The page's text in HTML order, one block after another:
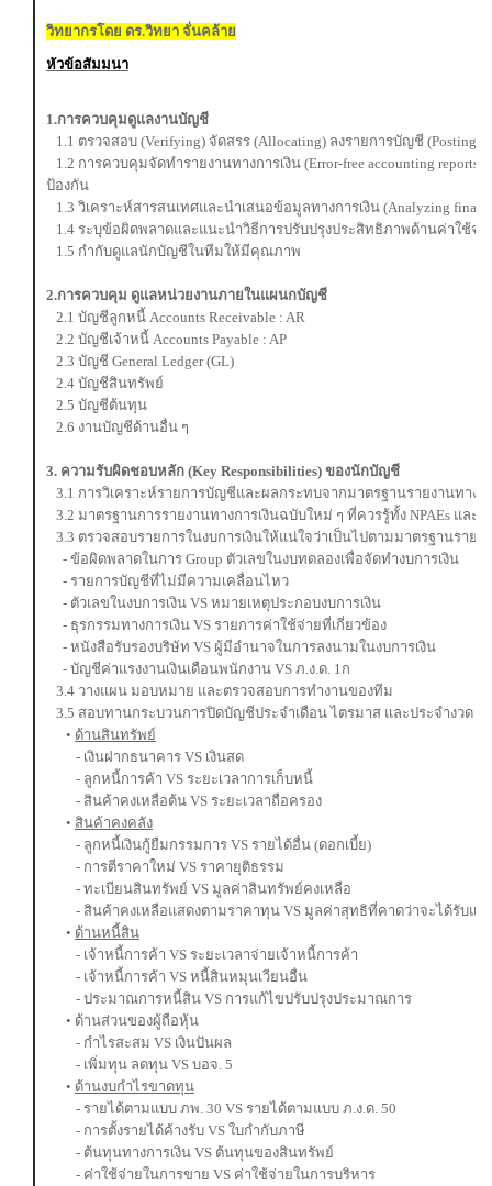
วิทยากรโดย ดร.วิทยา จั่นคล้าย
หัวข้อสัมมนา
1.การควบคุมดูแลงานบัญชี
1.1 ตรวจสอบ (Verifying) จัดสรร (Allocating) ลงรายการบัญชี
1.2 การควบคุมจัดทำรายงานทางการเงิน (Error-free accounting
ป้องกัน
1.3 วิเคราะห์สารสนเทศและนำเสนอข้อมูลทางการเงิน (Analyzing
1.4 ระบุข้อผิดพลาดและแนะนำวิธีการปรับปรุงประสิทธิภาพด้านค่าใช้จ่า
1.5 กำกับดูแลนักบัญชีในทีมให้มีคุณภาพ
2.การควบคุม ดูแลหน่วยงานภายในแผนกบัญชี
2.1 บัญชีลูกหนี้ Accounts Receivable : AR
2.2 บัญชีเจ้าหนี้ Accounts Payable : AP
2.3 บัญชี General Ledger (GL)
2.4 บัญชีสินทรัพย์
2.5 บัญชีต้นทุน
2.6 งานบัญชีด้านอื่น ๆ
3. ความรับผิดชอบหลัก (Key Responsibilities) ของนักบัญชี
3.1 การวิเคราะห์รายการบัญชีและผลกระทบจากมาตรฐานรายงานทางก
3.2 มาตรฐานการรายงานทางการเงินฉบับใหม่ ๆ ที่ควรรู้ทั้ง NPAEs และ
3.3 ตรวจสอบรายการในงบการเงินให้แน่ใจว่าเป็นไปตามมาตรฐานรายง
- ข้อผิดพลาดในการ Group ตัวเลขในงบทดลองเพื่อจัดทำงบการเงิน
- รายการบัญชีที่ไม่มีความเคลื่อนไหว
- ตัวเลขในงบการเงิน VS หมายเหตุประกอบงบการเงิน
- ธุรกรรมทางการเงิน VS รายการค่าใช้จ่ายที่เกี่ยวข้อง
- หนังสือรับรองบริษัท VS ผู้มีอำนาจในการลงนามในงบการเงิน
- บัญชีค่าแรงงานเงินเดือนพนักงาน VS ภ.ง.ด. 1ก
3.4 วางแผน มอบหมาย และตรวจสอบการทำงานของทีม
3.5 สอบทานกระบวนการปิดบัญชีประจำเดือน ไตรมาส และประจำงวด
• ด้านสินทรัพย์
- เงินฝากธนาคาร VS เงินสด
- ลูกหนี้การค้า VS ระยะเวลาการเก็บหนี้
- สินค้าคงเหลือต้น VS ระยะเวลาถือครอง
• สินค้าคงคลัง
- ลูกหนี้เงินกู้ยืมกรรมการ VS รายได้อื่น (ดอกเบี้ย)
- การตีราคาใหม่ VS ราคายุติธรรม
- ทะเบียนสินทรัพย์ VS มูลค่าสินทรัพย์คงเหลือ
- สินค้าคงเหลือแสดงตามราคาทุน VS มูลค่าสุทธิที่คาดว่าจะได้รับแล้ว
• ด้านหนี้สิน
- เจ้าหนี้การค้า VS ระยะเวลาจ่ายเจ้าหนี้การค้า
- เจ้าหนี้การค้า VS หนี้สินหมุนเวียนอื่น
- ประมาณการหนี้สิน VS การแก้ไขปรับปรุงประมาณการ
• ด้านส่วนของผู้ถือหุ้น
- กำไรสะสม VS เงินปันผล
- เพิ่มทุน ลดทุน VS บอจ. 5
• ด้านงบกำไรขาดทุน
- รายได้ตามแบบ ภพ. 30 VS รายได้ตามแบบ ภ.ง.ด. 50
- การตั้งรายได้ค้างรับ VS ใบกำกับภาษี
- ต้นทุนทางการเงิน VS ต้นทุนของสินทรัพย์
- ค่าใช้จ่ายในการขาย VS ค่าใช้จ่ายในการบริหาร